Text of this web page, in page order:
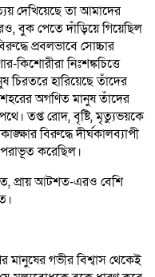
দেখিয়েছে তা আমাদের
বুক পেতে দাঁড়িয়ে গিয়েছিল
প্রবলভাবে সোচ্চার
নিঃশঙ্কচিত্তে
হারিয়েছে তাঁদের
শহরের অগণিত মানুষ তাঁদের
তপ্ত রোদ, বৃষ্টি, মৃত্যুভয়কে
বিরুদ্ধে দীর্ঘকালব্যাপী
পরাভূত করেছিল।
প্রায় আটশত-এরও বেশি
মানুষের গভীর বিশ্বাস থেকেই